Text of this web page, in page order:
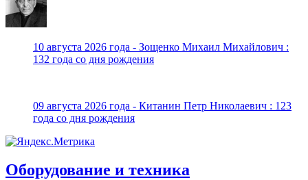
10 августа 2026 года - Зощенко Михаил Михайлович :
132 года со дня рождения
09 августа 2026 года - Китанин Петр Николаевич : 123
года со дня рождения
Оборудование и техника